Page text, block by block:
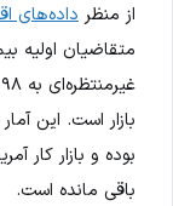
از منظر داده‌های
بازار است. این
بوده و بازار کار
باقی مانده است.